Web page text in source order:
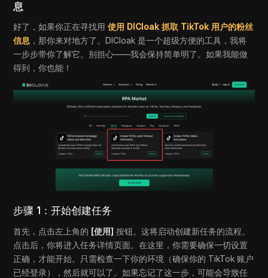
息
好了，如果你正在寻找用使用 DICloak 抓取 TikTok 用户的粉丝
信息 ，那你来对地方了。DICloak 是一个超级方便的工具，我将
一步步带你了解它。别担心——我会保持简单明了。如果我能做
得到，你也能！
步骤 1：开始创建任务
首先，点击左上角的 [使用] 按钮。这将启动创建新任务的流程。
点击后，你将进入任务详情页面。在这里，你需要确保一切设置
正确，才能开始。只需检查一下你的环境（确保你的 TikTok 账户
已经登录），然后就可以了。如果忘记了这一步，可能会导致任